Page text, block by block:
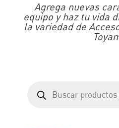
Agrega nuevas
equipo y haz tu vida
la variedad de
productos